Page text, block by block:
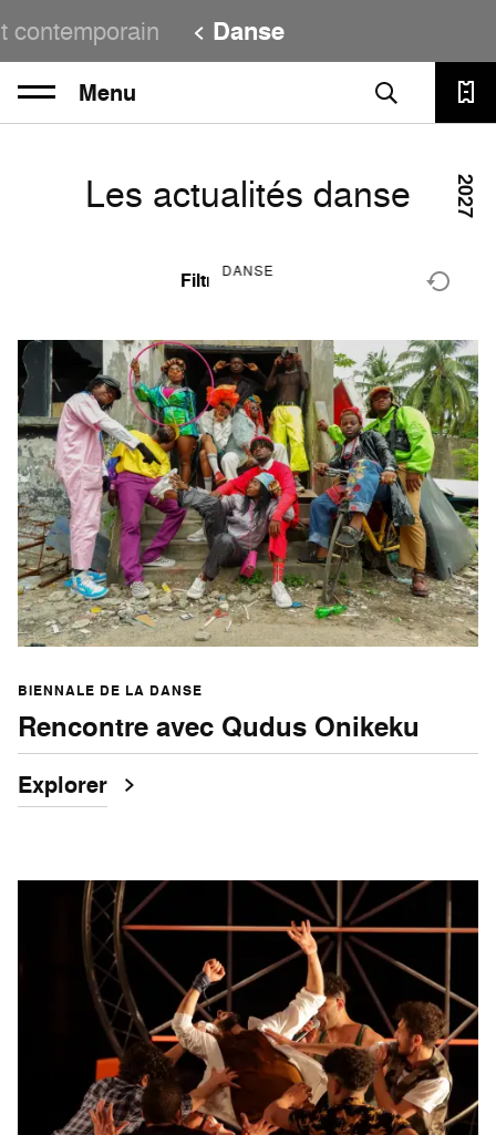
contemporain Danse
Menu
DANSE
Les actualités danse 2027
Filtres 2
BIENNALE DE LA DANSE
Rencontre avec Qudus Onikeku
Explorer